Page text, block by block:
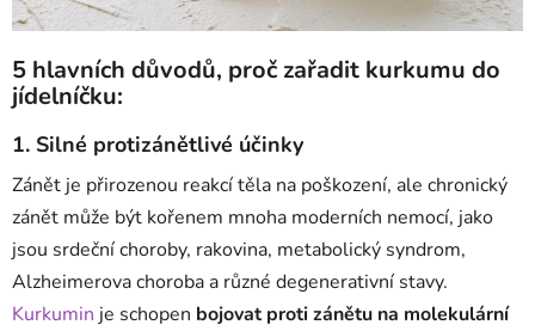
5 hlavních důvodů, proč zařadit kurkumu do
jídelníčku:
1. Silné protizánětlivé účinky
Zánět je přirozenou reakcí těla na poškození, ale chronický
zánět může být kořenem mnoha moderních nemocí, jako
jsou srdeční choroby, rakovina, metabolický syndrom,
Alzheimerova choroba a různé degenerativní stavy.
Kurkumin je schopen bojovat proti zánětu na molekulární